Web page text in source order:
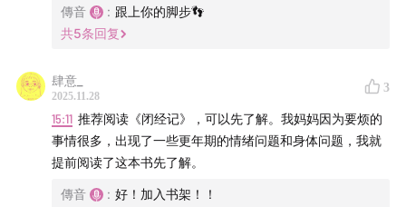
到我们如何在“舒服”和“精心打扮”之间摇摆。穿什么、怎么
化妆，既是审美选择，也是安全感和表达欲的折射。到快
不是还有力气去创造、去学习新东西、去让自己在五十
岁、六十岁，依然觉得好看、好玩、值得期待。
如果你也正在和年龄、美、父母、身体或者创作力这些词
纠缠，欢迎在评论区跟我们分享：
傳音
: 跟上你的脚步👣
共5条回复
肆意_
2025.11.28
3
15:11
事情很多，出现了一些更年期的情绪问题和身体问题，我就
提前阅读了这本书先了解。
傳音 : 好！加入书架！！